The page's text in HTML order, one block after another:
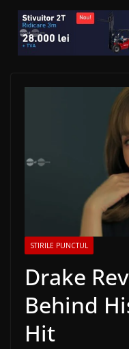
STIRILE PUNCTUL
Drake
Behind
Hit